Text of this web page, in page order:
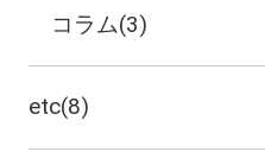
コラム(3)
etc(8)